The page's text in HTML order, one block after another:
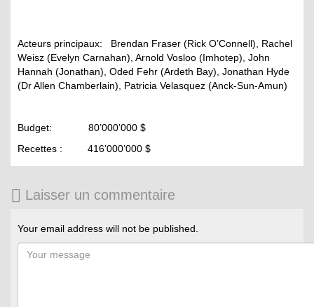
Acteurs principaux: Brendan Fraser (Rick O’Connell), Rachel
Weisz (Evelyn Carnahan), Arnold Vosloo (Imhotep), John
Hannah (Jonathan), Oded Fehr (Ardeth Bay), Jonathan Hyde
(Dr Allen Chamberlain), Patricia Velasquez (Anck-Sun-Amun)
Budget: 80’000’000 $
Recettes : 416’000’000 $
Laisser un commentaire
Your email address will not be published.